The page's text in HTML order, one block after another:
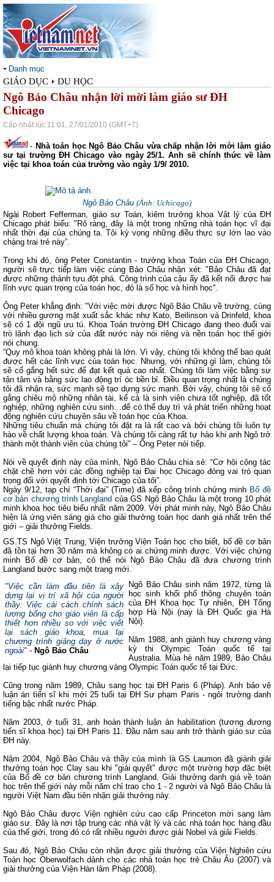
Danh mục
GIÁO DỤC DU HỌC
Ngô Bảo Châu nhận lời mời làm giáo sư ĐH
Chicago
Cập nhật lúc 11:01, 27/01/2010 (GMT+7)
- Nhà toán học Ngô Bảo Châu vừa chấp nhận lời mời làm giáo
sư tại trường ĐH Chicago vào ngày 25/1. Anh sẽ chính thức về làm
việc tại khoa toán của trường vào ngày 1/9/ 2010.
Ngô Bảo Châu (Ảnh: Uchicago)
Ngài Robert Fefferman, giáo sư Toán, kiêm trưởng khoa Vật lý của ĐH
Chicago phát biểu: "Rõ ràng, đây là một trong những nhà toán học vĩ đại
nhất thời đại của chúng ta. Tôi kỳ vọng những điều thực sự lớn lao vào
chàng trai trẻ này”.
Trong khi đó, ông Peter Constantin - trưởng khoa Toán của ĐH Chicago,
người sẽ trực tiếp làm việc cùng Bảo Châu nhận xét: "Bảo Châu đã đạt
được những thành tựu đột phá. Công trình của cậu ấy đã kết nối được hai
lĩnh vực quan trọng của toán học, đó là số học và hình học".
Ông Peter khẳng định: "Với việc mời được Ngô Bảo Châu về trường, cùng
với nhiều gương mặt xuất sắc khác như Kato, Beilinson và Drinfeld, khoa
sẽ có 1 đội ngũ ưu tú. Khoa Toán trường ĐH Chicago đang theo đuổi vai
trò lãnh đạo lịch sử của đất nước này nói riêng và nền toán học thế giới
nói chung.
“Quy mô khoa toán không phải là lớn. Vì vậy, chúng tôi không thể bao quát
được hết các lĩnh vực của toán học. Nhưng, với những gì làm, chúng tôi
sẽ cố gắng hết sức để đạt kết quả cao nhất. Chúng tôi làm việc bằng sự
tận tâm và bằng sức lao động trí óc bền bỉ. Điều quan trọng nhất là chúng
tôi đã nhận ra, sức mạnh sẽ tạo dựng sức mạnh. Bởi vậy, chúng tôi sẽ cố
gắng chiêu mộ những nhân tài, kể cả là sinh viên chưa tốt nghiệp, đã tốt
nghiệp, những nghiên cứu sinh…để có thể duy trì và phát triển những hoạt
động nghiên cứu chuyên sâu về toán học của Khoa.
Những tiêu chuẩn mà chúng tôi đặt ra là rất cao và bởi chúng tôi luôn tự
hào về chất lượng khoa toán. Và chúng tôi càng rất tự hào khi anh Ngô trở
thành một thành viên của chúng tôi” – Ông Peter nói tiếp.
Nói về quyết định này của mình, Ngô Bảo Châu chia sẻ: “Cơ hội cộng tác
chặt chẽ hơn với các đồng nghiệp tại Đại học Chicago đóng vai trò quan
trọng đối với quyết định tới Chicago của tôi”.
Ngày 9/12, tạp chí “Thời đại” (Time) đã xếp công trình chứng minh Bổ đề
cơ bản chương trình Langland của GS Ngô Bảo Châu là một trong 10 phát
minh khoa học tiêu biểu nhất năm 2009. Với phát minh này, Ngô Bảo Châu
hiện là ứng viên sáng giá cho giải thưởng toán học danh giá nhất trên thế
giới – giải thưởng Fields.
GS.TS Ngô Việt Trung, Viện trưởng Viện Toán học cho biết, bổ đề cơ bản
đã tồn tại hơn 30 năm mà không có ai chứng minh được. Với việc chứng
minh Bổ đề cơ bản, có thể nói Ngô Bảo Châu đã đưa chương trình
Langland bước sang một trang mới.
"Việc cần làm đầu tiên là xây
dựng lại vị trí xã hội của người
thầy. Việc cải cách chính sách
lương bổng cho giáo viên là cấp
thiết hơn nhiều so với việc viết
lại sách giáo khoa, mua lại
chương trình giảng dạy ở nước
ngoài" - Ngô Bảo Châu
Ngô Bảo Châu sinh năm 1972, từng là
học sinh khối phổ thông chuyên toán
của ĐH Khoa học Tự nhiên, ĐH Tổng
hợp Hà Nội (nay là ĐH Quốc gia Hà
Nội).
Năm 1988, anh giành huy chương vàng
kỳ thi Olympic Toán quốc tế tại
Australia. Mùa hè năm 1989, Bảo Châu
lại tiếp tục giành huy chương vàng Olympic Toán quốc tế tại Đức.
Cũng trong năm 1989, Châu sang học tại ĐH Paris 6 (Pháp). Anh bảo vệ
luận án tiến sĩ khi mới 25 tuổi tại ĐH Sư phạm Paris - ngôi trường danh
tiếng bậc nhất nước Pháp.
Năm 2003, ở tuổi 31, anh hoàn thành luận án habilitation (tương đương
tiến sĩ khoa học) tại ĐH Paris 11. Đầu năm sau anh trở thành giáo sư của
ĐH này.
Năm 2004, Ngô Bảo Châu và thầy của mình là GS Laumon đã giành giải
thưởng toán học Clay sau khi "giải quyết" được một trường hợp đặc biệt
của Bổ đề cơ bản chương trình Langland. Giải thưởng danh giá về toán
học trên thế giới này mỗi năm chỉ trao cho 1 - 2 người và Ngô Bảo Châu là
người Việt Nam đầu tiên nhận giải thưởng này.
Ngô Bảo Châu được Viện nghiên cứu cao cấp Princeton mời sang làm
giáo sư. Đây là nơi tập trung các nhà vật lý và các nhà toán học hàng đầu
của thế giới, trong đó có rất nhiều người được giải Nobel và giải Fields.
Sau đó, Ngô Bảo Châu còn nhận được giải thưởng của Viện Nghiên cứu
Toán học Oberwolfach dành cho các nhà toán học trẻ Châu Âu (2007) và
giải thưởng của Viện Hàn lâm Pháp (2008).